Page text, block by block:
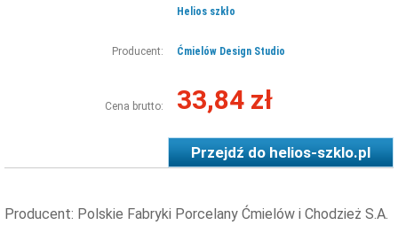
Helios szkło
Producent: Ćmielów Design Studio
Cena brutto: 33,84 zł
Przejdź dohelios-szklo.pl
Producent: Polskie Fabryki Porcelany Ćmielów i Chodzież S.A.